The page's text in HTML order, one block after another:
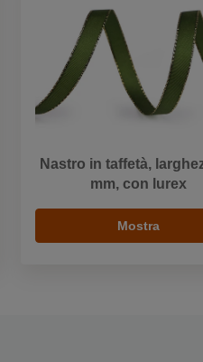
Nastro in taffetà,
mm, con lurex
Mostra